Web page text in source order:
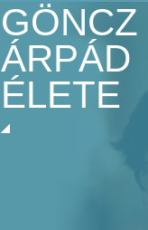
GÖNCZ
ÁRPÁD
ÉLETE